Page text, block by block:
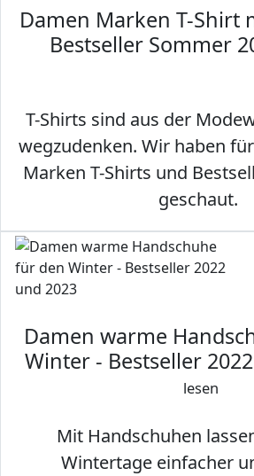
Damen Marken T-Shirt
Bestseller Sommer
T-Shirts sind aus der
wegzudenken. Wir haben
Marken T-Shirts und
geschaut.
Damen warme
Winter - Bestseller
lesen
Mit Handschuhen
Wintertage einfacher